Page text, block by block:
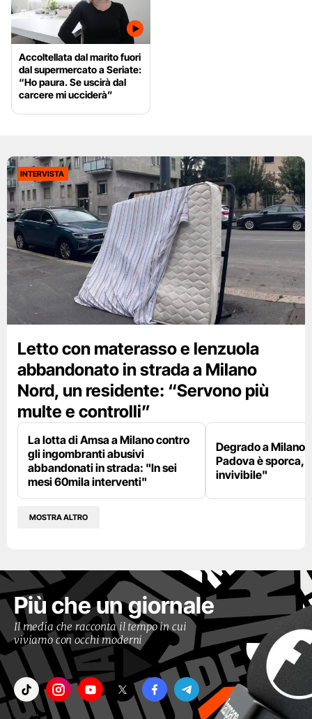
Accoltellata dal marito fuori
dal supermercato a Seriate:
“Ho paura. Se uscirà dal
carcere mi ucciderà”
INTERVISTA
Letto con materasso e lenzuola
abbandonato in strada a Milano
Nord, un residente: “Servono più
multe e controlli”
La lotta di Amsa a Milano contro
gli ingombranti abusivi
abbandonati in strada: "In sei
mesi 60mila interventi"
Degrado a Milano
Padova è sporca,
invivibile"
MOSTRA ALTRO
Più che un giornale
Il media che racconta il tempo in cui
viviamo con occhi moderni